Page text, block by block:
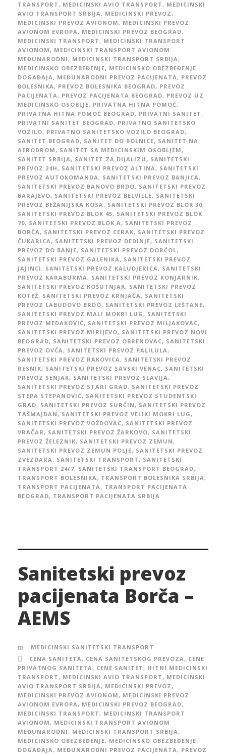
TRANSPORT, MEDICINSKI AVIO TRANSPORT, MEDICINSKI
AVIO TRANSPORT SRBIJA, MEDICINSKI PREVOZ,
MEDICINSKI PREVOZ AVIONOM, MEDICINSKI PREVOZ
AVIONOM EVROPA, MEDICINSKI PREVOZ BEOGRAD,
MEDICINSKI TRANSPORT, MEDICINSKI TRANSPORT
AVIONOM, MEDICINSKI TRANSPORT AVIONOM
MEĐUNARODNI, MEDICINSKI TRANSPORT SRBIJA,
MEDICINSKO OBEZBEĐENJE, MEDICINSKO OBEZBEĐENJE
DOGAĐAJA, MEĐUNARODNI PREVOZ PACIJENATA, PREVOZ
BOLESNIKA, PREVOZ BOLESNIKA BEOGRAD, PREVOZ
PACIJENATA, PREVOZ PACIJENATA BEOGRAD, PREVOZ UZ
MEDICINSKO OSOBLJE, PRIVATNA HITNA POMOĆ,
PRIVATNA HITNA POMOĆ BEOGRAD, PRIVATNI SANITET,
PRIVATNI SANITET BEOGRAD, PRIVATNO SANITETSKO
VOZILO, PRIVATNO SANITETSKO VOZILO BEOGRAD,
SANITET BEOGRAD, SANITET DO BOLNICE, SANITET NA
AERODROM, SANITET SA MEDICINSKIM OSOBLJEM,
SANITET SRBIJA, SANITET ZA DIJALIZU, SANITETSKI
PREVOZ 24H, SANITETSKI PREVOZ ALTINA, SANITETSKI
PREVOZ AUTOKOMANDA, SANITETSKI PREVOZ BANJICA,
SANITETSKI PREVOZ BANOVO BRDO, SANITETSKI PREVOZ
BARAJEVO, SANITETSKI PREVOZ BELVILLE, SANITETSKI
PREVOZ BEŽANIJSKA KOSA, SANITETSKI PREVOZ BLOK 30,
SANITETSKI PREVOZ BLOK 45, SANITETSKI PREVOZ BLOK
70, SANITETSKI PREVOZ BLOK A, SANITETSKI PREVOZ
BORČA, SANITETSKI PREVOZ CERAK, SANITETSKI PREVOZ
ČUKARICA, SANITETSKI PREVOZ DEDINJE, SANITETSKI
PREVOZ DO BANJE, SANITETSKI PREVOZ DORĆOL,
SANITETSKI PREVOZ GALENIKA, SANITETSKI PREVOZ
JAJINCI, SANITETSKI PREVOZ KALUDJERICA, SANITETSKI
PREVOZ KARABURMA, SANITETSKI PREVOZ KONJARNIK,
SANITETSKI PREVOZ KOŠUTNJAK, SANITETSKI PREVOZ
KOTEŽ, SANITETSKI PREVOZ KRNJAČA, SANITETSKI
PREVOZ LABUDOVO BRDO, SANITETSKI PREVOZ LEŠTANE,
SANITETSKI PREVOZ MALI MOKRI LUG, SANITETSKI
PREVOZ MEDAKOVIĆ, SANITETSKI PREVOZ MILJAKOVAC,
SANITETSKI PREVOZ MIRIJEVO, SANITETSKI PREVOZ NOVI
BEOGRAD, SANITETSKI PREVOZ OBRENOVAC, SANITETSKI
PREVOZ OVČA, SANITETSKI PREVOZ PALILULA,
SANITETSKI PREVOZ RAKOVICA, SANITETSKI PREVOZ
RESNIK, SANITETSKI PREVOZ SAVSKI VENAC, SANITETSKI
PREVOZ SENJAK, SANITETSKI PREVOZ SLAVIJA,
SANITETSKI PREVOZ STARI GRAD, SANITETSKI PREVOZ
STEPA STEPANOVIĆ, SANITETSKI PREVOZ STUDENTSKI
GRAD, SANITETSKI PREVOZ SURČIN, SANITETSKI PREVOZ
TAŠMAJDAN, SANITETSKI PREVOZ VELIKI MOKRI LUG,
SANITETSKI PREVOZ VOŽDOVAC, SANITETSKI PREVOZ
VRAČAR, SANITETSKI PREVOZ ŽARKOVO, SANITETSKI
PREVOZ ŽELEZNIK, SANITETSKI PREVOZ ZEMUN,
SANITETSKI PREVOZ ZEMUN POLJE, SANITETSKI PREVOZ
ZVEZDARA, SANITETSKI TRANSPORT, SANITETSKI
TRANSPORT 24/7, SANITETSKI TRANSPORT BEOGRAD,
TRANSPORT BOLESNIKA, TRANSPORT BOLESNIKA SRBIJA,
TRANSPORT PACIJENATA, TRANSPORT PACIJENATA
BEOGRAD, TRANSPORT PACIJENATA SRBIJA
Sanitetski prevoz
pacijenata Borča –
AEMS
MEDICINSKI SANITETSKI TRANSPORT
CENA SANITETA , CENA SANITETSKOG PREVOZA , CENE
PRIVATNOG SANITETA , CENE SANITET , HITNI MEDICINSKI
TRANSPORT , MEDICINSKI AVIO TRANSPORT , MEDICINSKI
AVIO TRANSPORT SRBIJA , MEDICINSKI PREVOZ ,
MEDICINSKI PREVOZ AVIONOM , MEDICINSKI PREVOZ
AVIONOM EVROPA , MEDICINSKI PREVOZ BEOGRAD,
MEDICINSKI TRANSPORT , MEDICINSKI TRANSPORT
AVIONOM , MEDICINSKI TRANSPORT AVIONOM
MEĐUNARODNI , MEDICINSKI TRANSPORT SRBIJA ,
MEDICINSKO OBEZBEĐENJE, MEDICINSKO OBEZBEĐENJE
DOGAĐAJA , MEĐUNARODNI PREVOZ PACIJENATA , PREVOZ